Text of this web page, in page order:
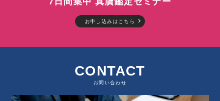
お申し込みはこちら
CONTACT
お問い合わせ